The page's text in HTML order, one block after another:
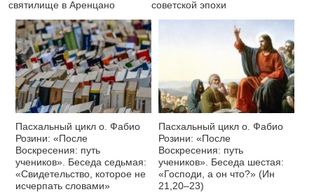
святилище в Аренцано
советской эпохи
Пасхальный цикл о. Фабио
Розини: «После
Воскресения: путь
учеников». Беседа седьмая:
«Свидетельство, которое не
исчерпать словами»
Пасхальный цикл о. Фабио
Розини: «После
Воскресения: путь
учеников». Беседа шестая:
«Господи, а он что?» (Ин
21,20–23)